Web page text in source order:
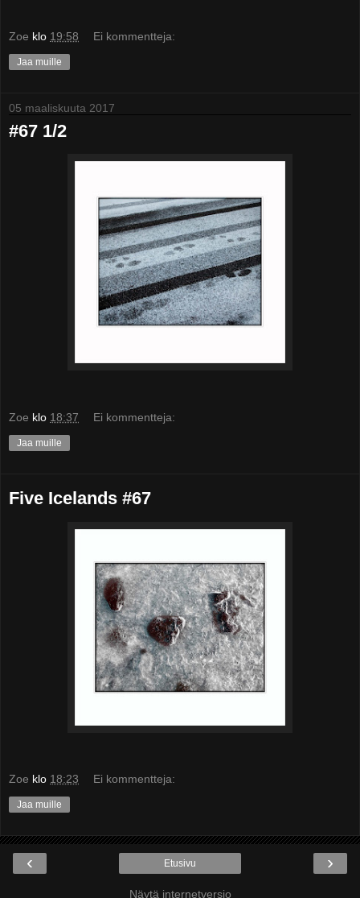
Zoe klo 19:58 Ei kommentteja:
Jaa muille
05 maaliskuuta 2017
#67 1/2
Zoe klo 18:37 Ei kommentteja:
Jaa muille
Five Icelands #67
Zoe klo 18:23 Ei kommentteja:
Jaa muille
‹ ›
Etusivu
Näytä internetversio